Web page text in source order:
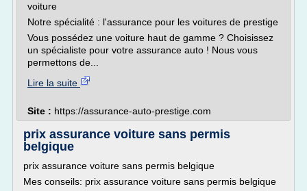
voiture
Notre spécialité : l'assurance pour les voitures de prestige
Vous possédez une voiture haut de gamme ? Choisissez
un spécialiste pour votre assurance auto ! Nous vous
permettons de...
Lire la suite
Site : https://assurance-auto-prestige.com
prix assurance voiture sans permis
belgique
prix assurance voiture sans permis belgique
Mes conseils: prix assurance voiture sans permis belgique